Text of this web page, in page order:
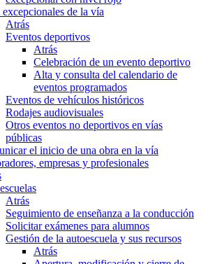
excepcionales de la vía
Atrás
Eventos deportivos
Atrás
Celebración de un evento deportivo
Alta y consulta del calendario de
eventos programados
Eventos de vehículos históricos
Rodajes audiovisuales
Otros eventos no deportivos en vías
públicas
el inicio de una obra en la vía
empresas y profesionales
Atrás
Seguimiento de enseñanza a la conducción
Solicitar exámenes para alumnos
Gestión de la autoescuela y sus recursos
Atrás